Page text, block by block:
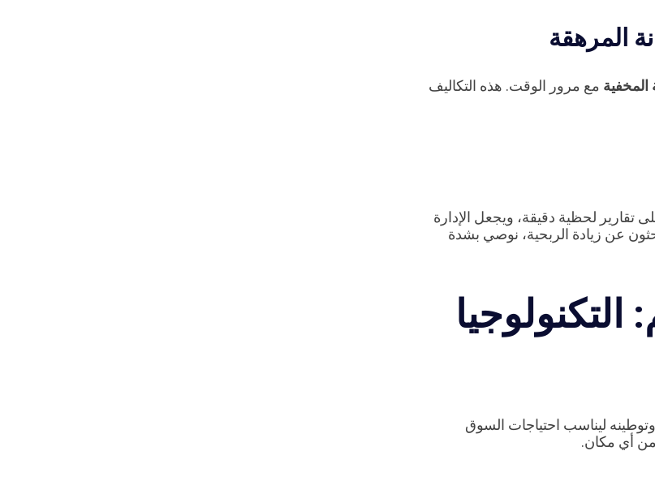
المخفية مع مرور الوقت. هذه التكاليف
تقارير لحظية دقيقة، ويجعل الإدارة
عن زيادة الربحية، نوصي بشدة
ليناسب احتياجات السوق
من أي مكان.